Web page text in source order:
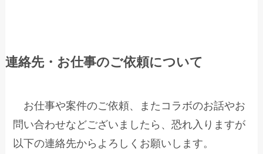
連絡先・お仕事のご依頼について
お仕事や案件のご依頼、またコラボのお話やお
問い合わせなどございましたら、恐れ入りますが
以下の連絡先からよろしくお願いします。